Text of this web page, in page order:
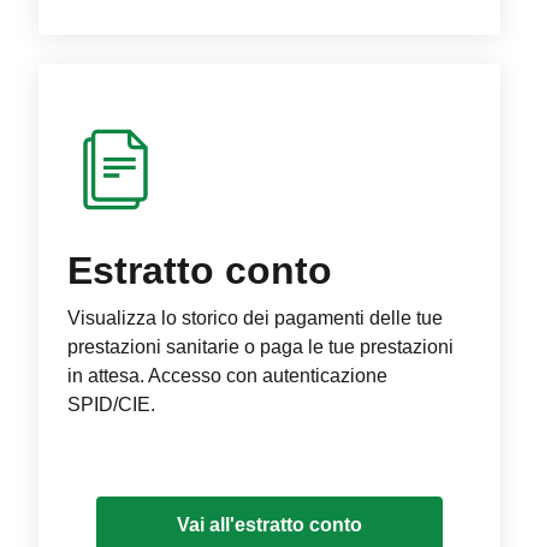
Estratto conto
Visualizza lo storico dei pagamenti delle tue
prestazioni sanitarie o paga le tue prestazioni
in attesa. Accesso con autenticazione
SPID/CIE.
Vai all'estratto conto